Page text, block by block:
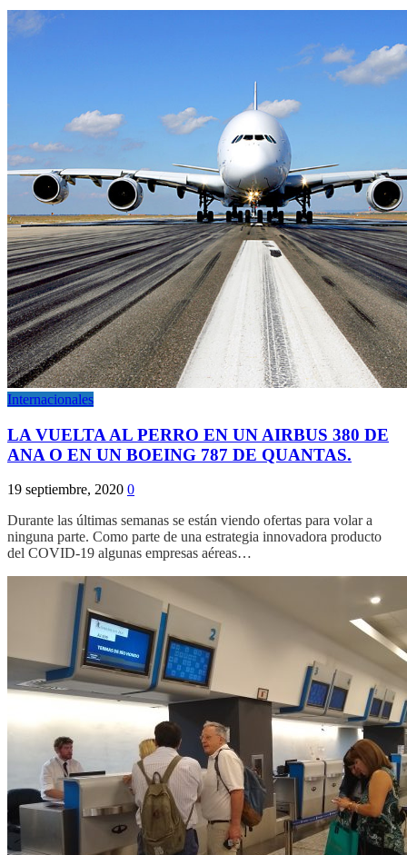
Internacionales
LA VUELTA AL PERRO EN UN AIRBUS 380 DE
ANA O EN UN BOEING 787 DE QUANTAS.
19 septiembre, 2020 0
Durante las últimas semanas se están viendo ofertas para volar a
ninguna parte. Como parte de una estrategia innovadora producto
del COVID-19 algunas empresas aéreas…